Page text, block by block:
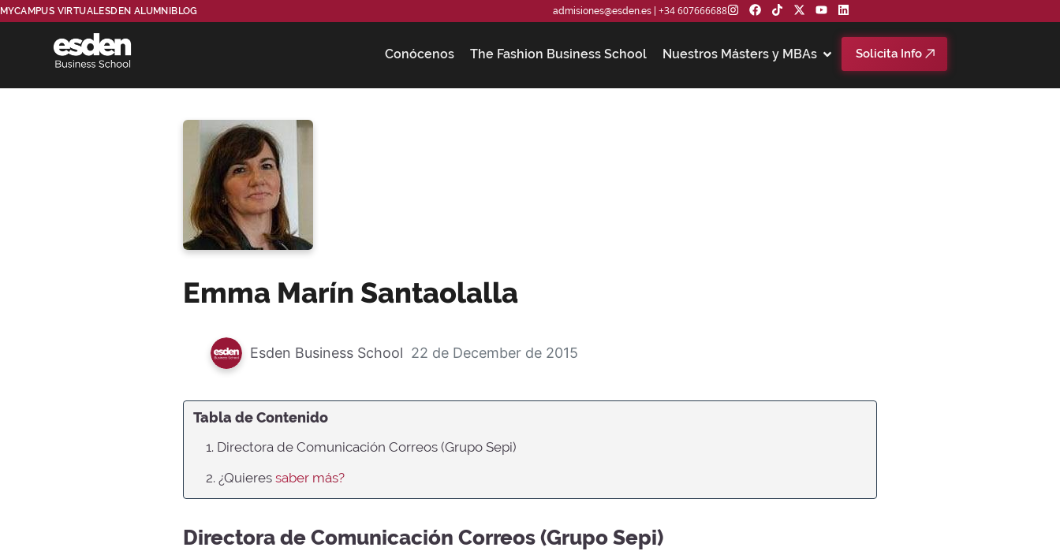
MYCAMPUS VIRTUALESDEN ALUMNI BLOG admisiones@esden.es| +34 607666688
Conócenos The Fashion Business School Nuestros Másters y MBAs Solicita Info
Emma Marín Santaolalla
Esden Business School 22 de December de 2015
Tabla de Contenido
1. Directora de Comunicación Correos (Grupo Sepi)
2. ¿Quieres saber más?
Directora de Comunicación Correos (Grupo Sepi)